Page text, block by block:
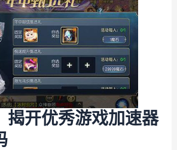
揭开优秀游戏加速器